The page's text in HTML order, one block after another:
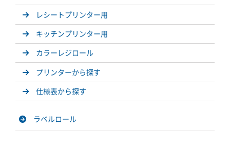
レシートプリンター用
キッチンプリンター用
カラーレジロール
プリンターから探す
仕様表から探す
ラベルロール